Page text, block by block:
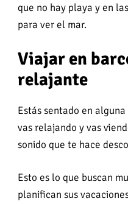
que no hay playa y en
para ver el mar.
Viajar en
relajante
Estás sentado en
vas relajando y vas
sonido que te hace
Esto es lo que buscan
planifican sus